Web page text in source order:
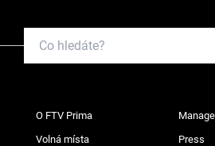
O FTV Prima
Volná místa Press